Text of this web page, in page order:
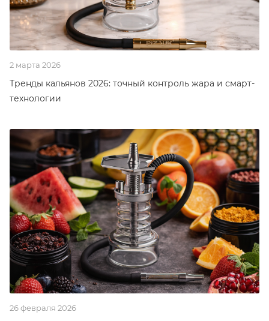
2 марта 2026
Тренды кальянов 2026: точный контроль жара и смарт-
технологии
26 февраля 2026